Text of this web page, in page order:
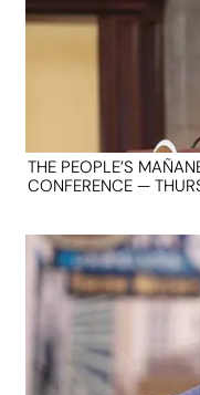
THE PEOPLE’S
CONFERENCE —